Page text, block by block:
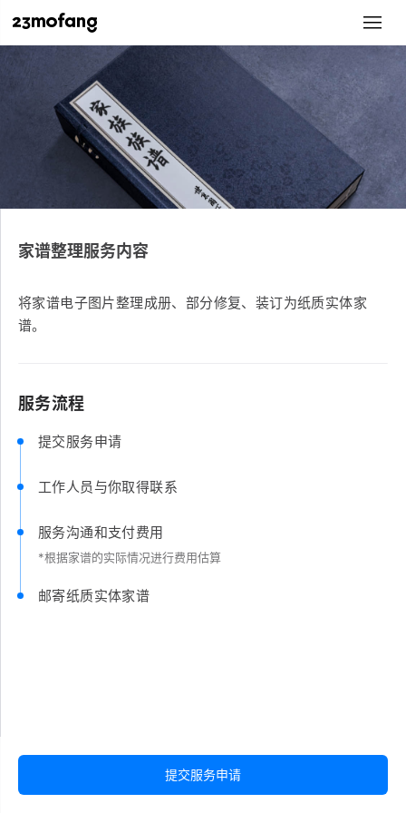
家谱整理服务内容
将家谱电子图片整理成册、部分修复、装订为纸质实体家
谱。
服务流程
提交服务申请
工作人员与你取得联系
服务沟通和支付费用
*根据家谱的实际情况进行费用估算
邮寄纸质实体家谱
提交服务申请